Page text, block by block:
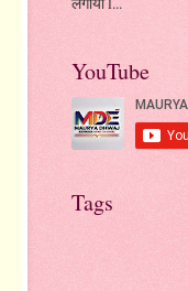
YouTube
Tags